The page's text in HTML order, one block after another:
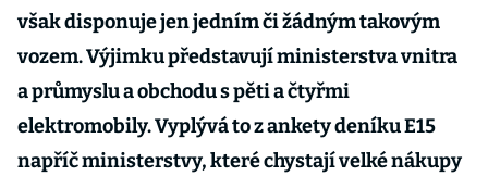
však disponuje jen jedním či žádným takovým
vozem. Výjimku představují ministerstva vnitra
a průmyslu a obchodu s pěti a čtyřmi
elektromobily. Vyplývá to z ankety deníku E15
napříč ministerstvy, které chystají velké nákupy